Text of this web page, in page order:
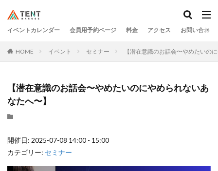
イベントカレンダー 会員用予約ページ 料金 アクセス お問い合わせ
HOME イベント セミナー 【潜在意識のお話会〜やめたいの
【潜在意識のお話会〜やめたいのにやめられないあ
なたへ〜】
開催日: 2025-07-08 14:00 - 15:00
カテゴリー: セミナー